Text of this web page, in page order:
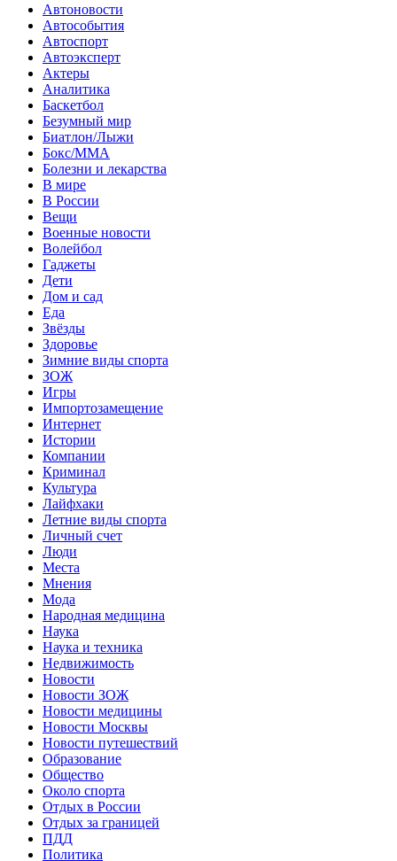
Автоновости
Автособытия
Автоспорт
Автоэксперт
Актеры
Аналитика
Баскетбол
Безумный мир
Биатлон/Лыжи
Бокс/MMA
Болезни и лекарства
В мире
В России
Вещи
Военные новости
Волейбол
Гаджеты
Дети
Дом и сад
Еда
Звёзды
Здоровье
Зимние виды спорта
ЗОЖ
Игры
Импортозамещение
Интернет
Истории
Компании
Криминал
Культура
Лайфхаки
Летние виды спорта
Личный счет
Люди
Места
Мнения
Мода
Народная медицина
Наука
Наука и техника
Недвижимость
Новости
Новости ЗОЖ
Новости медицины
Новости Москвы
Новости путешествий
Образование
Общество
Около спорта
Отдых в России
Отдых за границей
ПДД
Политика